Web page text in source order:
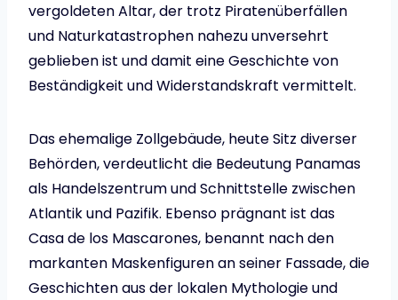
vergoldeten Altar, der trotz Piratenüberfällen
und Naturkatastrophen nahezu unversehrt
geblieben ist und damit eine Geschichte von
Beständigkeit und Widerstandskraft vermittelt.
Das ehemalige Zollgebäude, heute Sitz diverser
Behörden, verdeutlicht die Bedeutung Panamas
als Handelszentrum und Schnittstelle zwischen
Atlantik und Pazifik. Ebenso prägnant ist das
Casa de los Mascarones, benannt nach den
markanten Maskenfiguren an seiner Fassade, die
Geschichten aus der lokalen Mythologie und